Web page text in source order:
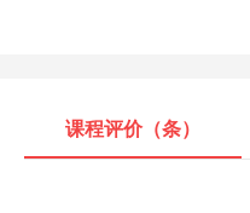
课程评价（条）